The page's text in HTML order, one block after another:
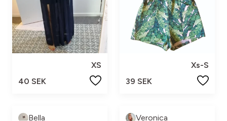
XS
40 SEK
Xs-S
39 SEK
Bella Veronica